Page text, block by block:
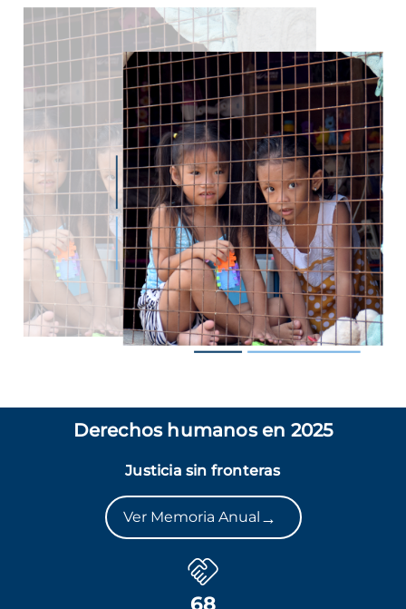
Derechos humanos en 2025
Justicia sin fronteras
Ver Memoria Anual →
68